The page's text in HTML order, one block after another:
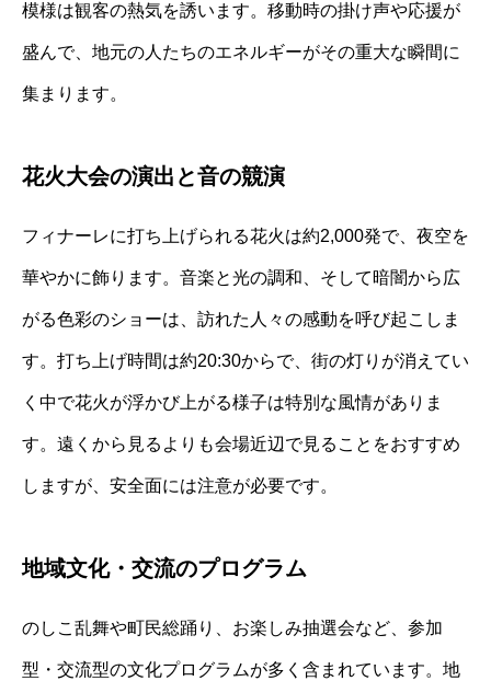
模様は観客の熱気を誘います。移動時の掛け声や応援が
盛んで、地元の人たちのエネルギーがその重大な瞬間に
集まります。
花火大会の演出と音の競演
フィナーレに打ち上げられる花火は約2,000発で、夜空を
華やかに飾ります。音楽と光の調和、そして暗闇から広
がる色彩のショーは、訪れた人々の感動を呼び起こしま
す。打ち上げ時間は約20:30からで、街の灯りが消えてい
く中で花火が浮かび上がる様子は特別な風情がありま
す。遠くから見るよりも会場近辺で見ることをおすすめ
しますが、安全面には注意が必要です。
地域文化・交流のプログラム
のしこ乱舞や町民総踊り、お楽しみ抽選会など、参加
型・交流型の文化プログラムが多く含まれています。地